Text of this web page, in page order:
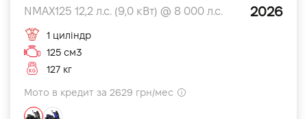
NMAX125 12,2 л.с. (9,0 кВт) @ 8 000 л.с. 2026
1 циліндр
125 см3
127 кг
Мото в кредит за 2629 грн/мес